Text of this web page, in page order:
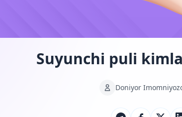
Suyunchi puli
Doniyor